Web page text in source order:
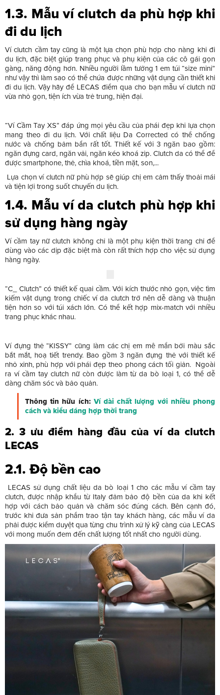
1.3. Mẫu ví clutch da phù hợp khi
đi du lịch
Ví clutch cầm tay cũng là một lựa chọn phù hợp cho nàng khi đi
du lịch, đặc biệt giúp trang phục và phụ kiện của các cô gái gọn
gàng, năng động hơn. Nhiều người lầm tưởng 1 em túi “size mini”
như vậy thì làm sao có thể chứa được những vật dụng cần thiết khi
đi du lịch. Vậy hãy để LECAS điểm qua cho bạn mẫu ví clutch nữ
vừa nhỏ gọn, tiện ích vừa trẻ trung, hiện đại.
“Ví Cầm Tay XS” đáp ứng mọi yêu cầu của phái đẹp khi lựa chọn
mang theo đi du lịch. Với chất liệu Da Corrected có thể chống
nước và chống bảm bẩn rất tốt. Thiết kế với 3 ngăn bao gồm:
ngăn đựng card, ngăn vải, ngăn kéo khoá zip. Clutch da có thể để
được smartphone, thẻ, chìa khoá, tiền mặt, son,...
Lựa chọn ví clutch nữ phù hợp sẽ giúp chị em cảm thấy thoải mái
và tiện lợi trong suốt chuyến du lịch.
1.4. Mẫu ví da clutch phù hợp khi
sử dụng hàng ngày
Ví cầm tay nữ clutch không chỉ là một phụ kiện thời trang chỉ để
dùng vào các dịp đặc biệt mà còn rất thích hợp cho việc sử dụng
hàng ngày.
“C_ Clutch” có thiết kế quai cầm. Với kích thước nhỏ gọn, việc tìm
kiếm vật dụng trong chiếc ví da clutch trở nên dễ dàng và thuận
tiện hơn so với túi xách lớn. Có thể kết hợp mix-match với nhiều
trang phục khác nhau.
Ví đựng thẻ “KISSY” cũng làm các chị em mê mẩn bởi màu sắc
bắt mắt, hoạ tiết trendy. Bao gồm 3 ngăn đựng thẻ với thiết kế
nhỏ xinh, phù hợp với phái đẹp theo phong cách tối giản. Ngoài
ra ví cầm tay clutch nữ còn được làm từ da bò loại 1, có thể dễ
dàng chăm sóc và bảo quản.
Thông tin hữu ích: Ví dài chất lượng với nhiều phong
cách và kiểu dáng hợp thời trang
2. 3 ưu điểm hàng đầu của ví da clutch
LECAS
2.1. Độ bền cao
LECAS sử dụng chất liệu da bò loại 1 cho các mẫu ví cầm tay
clutch, được nhập khẩu từ Italy đảm bảo độ bền của da khi kết
hợp với cách bảo quản và chăm sóc đúng cách. Bên cạnh đó,
trước khi đưa sản phẩm trao tận tay khách hàng, các mẫu ví da
phải được kiểm duyệt qua từng chu trình xử lý kỹ càng của LECAS
với mong muốn đem đến chất lượng tốt nhất cho người dùng.